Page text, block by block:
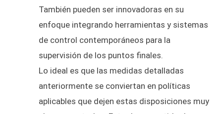
También pueden ser innovadoras en su
enfoque integrando herramientas y sistemas
de control contemporáneos para la
supervisión de los puntos finales.
Lo ideal es que las medidas detalladas
anteriormente se conviertan en políticas
aplicables que dejen estas disposiciones muy